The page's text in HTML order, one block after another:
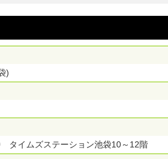
)
タイムズステーション池袋10～12階